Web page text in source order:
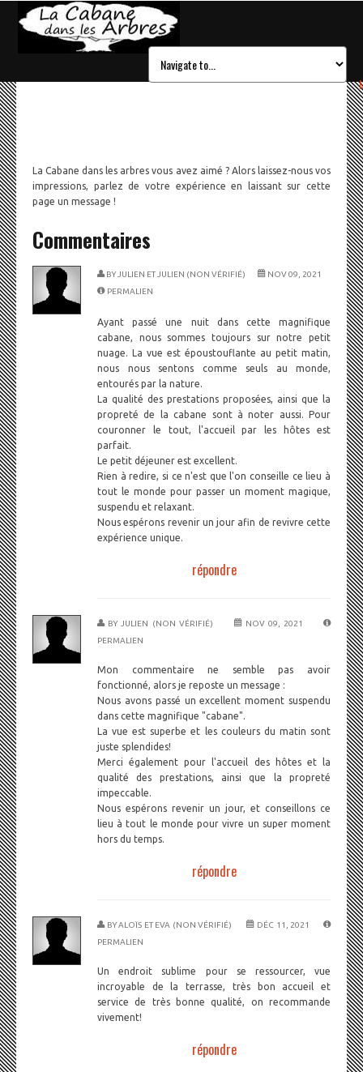
La Cabane dans les arbres vous avez aimé ? Alors laissez-nous vos
impressions, parlez de votre expérience en laissant sur cette
page un message !
Commentaires
BY JULIEN ET JULIEN (NON VÉRIFIÉ)
NOV 09, 2021
PERMALIEN
Ayant passé une nuit dans cette magnifique
cabane, nous sommes toujours sur notre petit
nuage. La vue est époustouflante au petit matin,
nous nous sentons comme seuls au monde,
entourés par la nature.
La qualité des prestations proposées, ainsi que la
propreté de la cabane sont à noter aussi. Pour
couronner le tout, l'accueil par les hôtes est
parfait.
Le petit déjeuner est excellent.
Rien à redire, si ce n'est que l'on conseille ce lieu à
tout le monde pour passer un moment magique,
suspendu et relaxant.
Nous espérons revenir un jour afin de revivre cette
expérience unique.
répondre
BY JULIEN (NON VÉRIFIÉ)
NOV 09, 2021
PERMALIEN
Mon commentaire ne semble pas avoir
fonctionné, alors je reposte un message :
Nous avons passé un excellent moment suspendu
dans cette magnifique "cabane".
La vue est superbe et les couleurs du matin sont
juste splendides!
Merci également pour l'accueil des hôtes et la
qualité des prestations, ainsi que la propreté
impeccable.
Nous espérons revenir un jour, et conseillons ce
lieu à tout le monde pour vivre un super moment
hors du temps.
répondre
BYALOÏS ET EVA (NON VÉRIFIÉ)
DÉC 11, 2021
PERMALIEN
Un endroit sublime pour se ressourcer, vue
incroyable de la terrasse, très bon accueil et
service de très bonne qualité, on recommande
vivement!
répondre